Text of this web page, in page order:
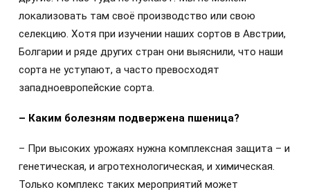
локализовать там своё производство или свою
селекцию. Хотя при изучении наших сортов в Австрии,
Болгарии и ряде других стран они выяснили, что наши
сорта не уступают, а часто превосходят
западноевропейские сорта.
– Каким болезням подвержена пшеница?
– При высоких урожаях нужна комплексная защита – и
генетическая, и агротехнологическая, и химическая.
Только комплекс таких мероприятий может